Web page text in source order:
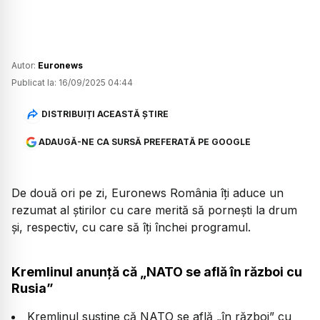
Autor: Euronews
Publicat la: 16/09/2025 04:44
DISTRIBUIȚI ACEASTĂ ȘTIRE
ADAUGĂ-NE CA SURSĂ PREFERATĂ PE GOOGLE
De două ori pe zi, Euronews România îți aduce un
rezumat al știrilor cu care merită să pornești la drum
și, respectiv, cu care să îți închei programul.
Kremlinul anunță că „NATO se află în război cu
Rusia”
Kremlinul susține că NATO se află „în război” cu